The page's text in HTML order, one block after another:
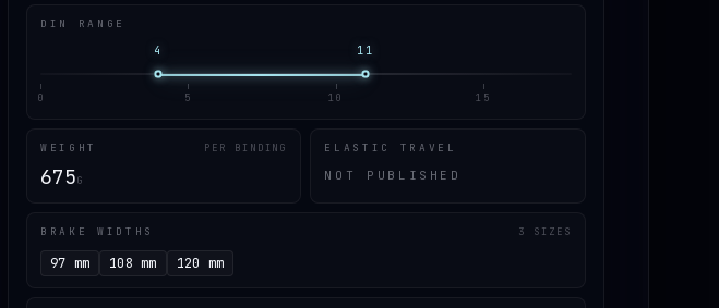
DIN RANGE
4
11
0 5 10 15
WEIGHT PER BINDING
675G
ELASTIC TRAVEL
NOT PUBLISHED
BRAKE WIDTHS 3 SIZES
97 mm 108 mm 120 mm